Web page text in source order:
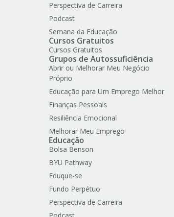
Perspectiva de Carreira
Podcast
Semana da Educação
Cursos Gratuitos
Cursos Gratuitos
Grupos de Autossuficiência
Abrir ou Melhorar Meu Negócio
Próprio
Educação para Um Emprego Melhor
Finanças Pessoais
Resiliência Emocional
Melhorar Meu Emprego
Educação
Bolsa Benson
BYU Pathway
Eduque-se
Fundo Perpétuo
Perspectiva de Carreira